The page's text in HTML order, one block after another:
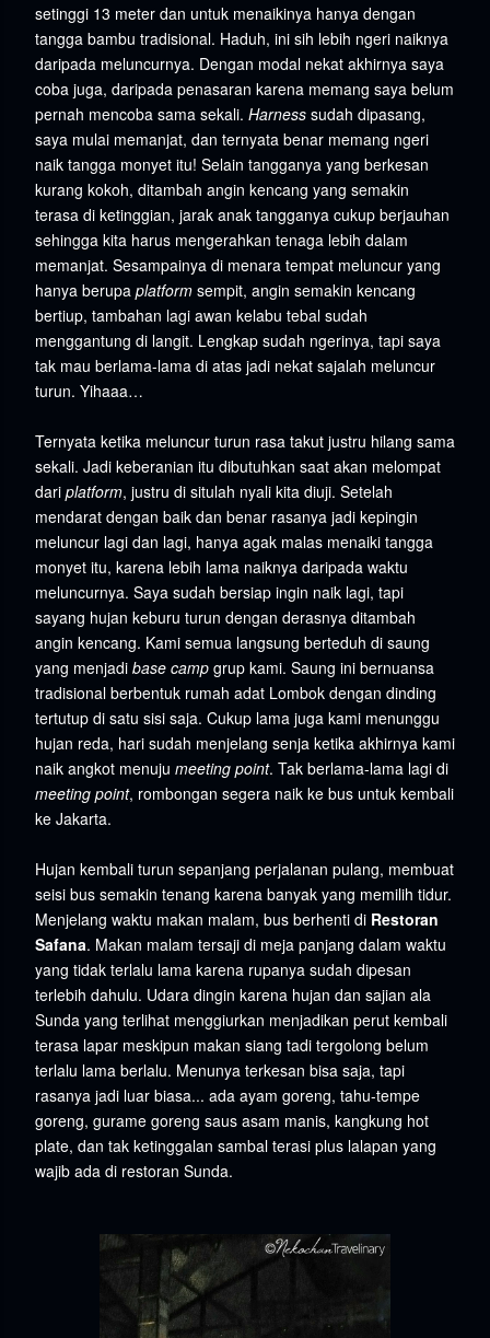
setinggi 13 meter dan untuk menaikinya hanya dengan
tangga bambu tradisional. Haduh, ini sih lebih ngeri naiknya
daripada meluncurnya. Dengan modal nekat akhirnya saya
coba juga, daripada penasaran karena memang saya belum
pernah mencoba sama sekali. Harness sudah dipasang,
saya mulai memanjat, dan ternyata benar memang ngeri
naik tangga monyet itu! Selain tangganya yang berkesan
kurang kokoh, ditambah angin kencang yang semakin
terasa di ketinggian, jarak anak tangganya cukup berjauhan
sehingga kita harus mengerahkan tenaga lebih dalam
memanjat. Sesampainya di menara tempat meluncur yang
hanya berupa platform sempit, angin semakin kencang
bertiup, tambahan lagi awan kelabu tebal sudah
menggantung di langit. Lengkap sudah ngerinya, tapi saya
tak mau berlama-lama di atas jadi nekat sajalah meluncur
turun. Yihaaa…
Ternyata ketika meluncur turun rasa takut justru hilang sama
sekali. Jadi keberanian itu dibutuhkan saat akan melompat
dari platform, justru di situlah nyali kita diuji. Setelah
mendarat dengan baik dan benar rasanya jadi kepingin
meluncur lagi dan lagi, hanya agak malas menaiki tangga
monyet itu, karena lebih lama naiknya daripada waktu
meluncurnya. Saya sudah bersiap ingin naik lagi, tapi
sayang hujan keburu turun dengan derasnya ditambah
angin kencang. Kami semua langsung berteduh di saung
yang menjadi base camp grup kami. Saung ini bernuansa
tradisional berbentuk rumah adat Lombok dengan dinding
tertutup di satu sisi saja. Cukup lama juga kami menunggu
hujan reda, hari sudah menjelang senja ketika akhirnya kami
naik angkot menuju meeting point. Tak berlama-lama lagi di
meeting point, rombongan segera naik ke bus untuk kembali
ke Jakarta.
Hujan kembali turun sepanjang perjalanan pulang, membuat
seisi bus semakin tenang karena banyak yang memilih tidur.
Menjelang waktu makan malam, bus berhenti di Restoran
Safana. Makan malam tersaji di meja panjang dalam waktu
yang tidak terlalu lama karena rupanya sudah dipesan
terlebih dahulu. Udara dingin karena hujan dan sajian ala
Sunda yang terlihat menggiurkan menjadikan perut kembali
terasa lapar meskipun makan siang tadi tergolong belum
terlalu lama berlalu. Menunya terkesan bisa saja, tapi
rasanya jadi luar biasa... ada ayam goreng, tahu-tempe
goreng, gurame goreng saus asam manis, kangkung hot
plate, dan tak ketinggalan sambal terasi plus lalapan yang
wajib ada di restoran Sunda.